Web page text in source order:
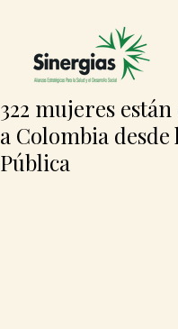
322 mujeres
a Colombia desde
Pública